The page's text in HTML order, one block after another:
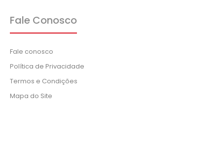
Fale Conosco
Fale conosco
Política de Privacidade
Termos e Condições
Mapa do Site